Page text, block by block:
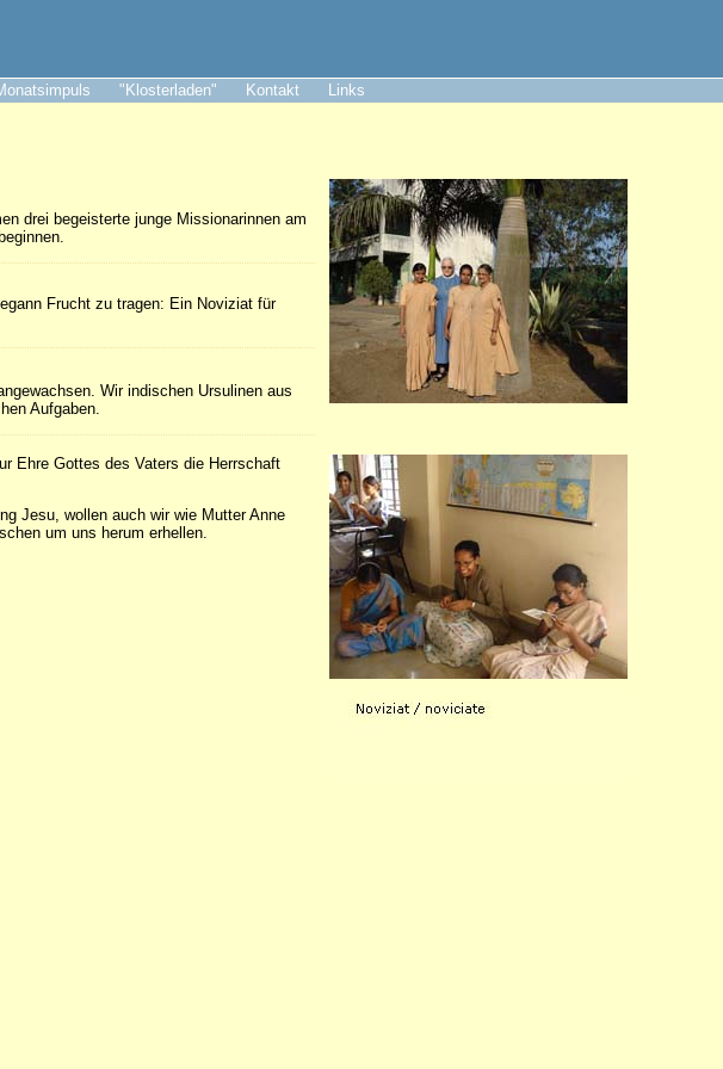
"Klosterladen" Kontakt Links
drei begeisterte junge Missionarinnen am
Frucht zu tragen: Ein Noviziat für
Wir indischen Ursulinen aus
Aufgaben.
Ehre Gottes des Vaters die Herrschaft
Jesu, wollen auch wir wie Mutter Anne
um uns herum erhellen.